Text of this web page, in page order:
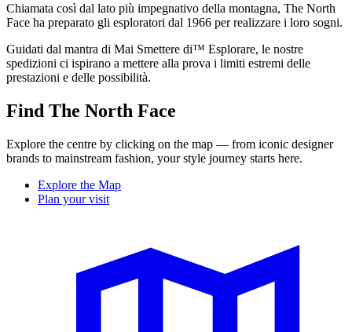
Chiamata così dal lato più impegnativo della montagna, The North
Face ha preparato gli esploratori dal 1966 per realizzare i loro sogni.
Guidati dal mantra di Mai Smettere di™ Esplorare, le nostre
spedizioni ci ispirano a mettere alla prova i limiti estremi delle
prestazioni e delle possibilità.
Find The North Face
Explore the centre by clicking on the map — from iconic designer
brands to mainstream fashion, your style journey starts here.
Explore the Map
Plan your visit